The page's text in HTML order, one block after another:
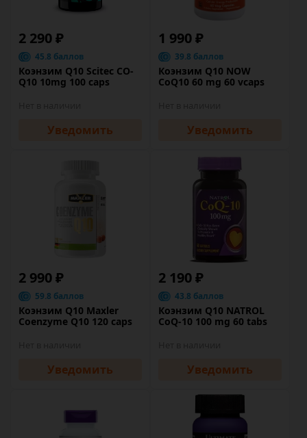
2 290 ₽
45.8 баллов
Коэнзим Q10 Scitec CO-
Q10 10mg 100 caps
Уведомить
1 990 ₽
39.8 баллов
Коэнзим Q10 NOW
CoQ10 60 mg 60 vcaps
Уведомить
2 990 ₽
59.8 баллов
Коэнзим Q10 Maxler
Coenzyme Q10 120 caps
Уведомить
2 190 ₽
43.8 баллов
Коэнзим Q10 NATROL
CoQ-10 100 mg 60 tabs
Уведомить